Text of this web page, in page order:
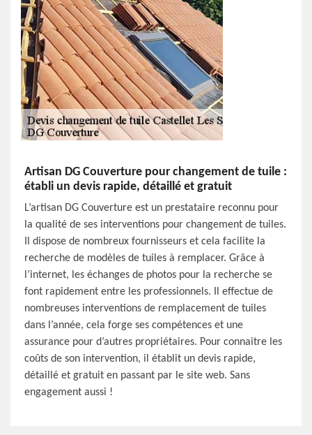
Artisan DG Couverture pour changement de tuile :
établi un devis rapide, détaillé et gratuit
L’artisan DG Couverture est un prestataire reconnu pour
la qualité de ses interventions pour changement de tuiles.
Il dispose de nombreux fournisseurs et cela facilite la
recherche de modèles de tuiles à remplacer. Grâce à
l’internet, les échanges de photos pour la recherche se
font rapidement entre les professionnels. Il effectue de
nombreuses interventions de remplacement de tuiles
dans l’année, cela forge ses compétences et une
assurance pour d’autres propriétaires. Pour connaitre les
coûts de son intervention, il établit un devis rapide,
détaillé et gratuit en passant par le site web. Sans
engagement aussi !